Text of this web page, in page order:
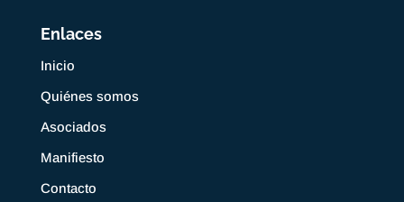
Enlaces
Inicio
Quiénes somos
Asociados
Manifiesto
Contacto